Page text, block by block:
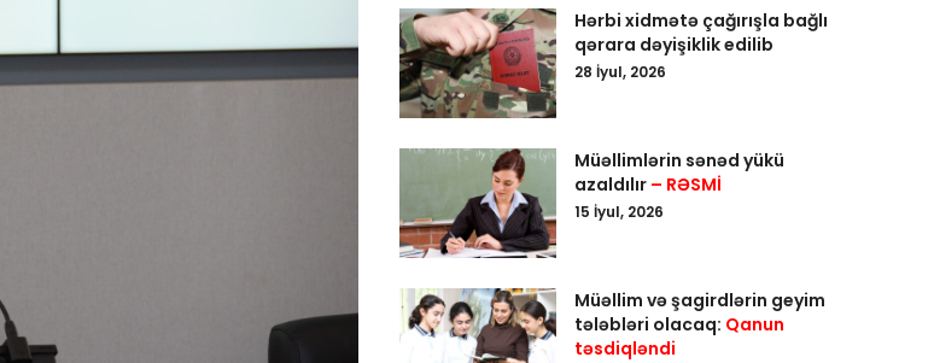
Hərbi xidmətə çağırışla bağlı
qərara dəyişiklik edilib
28 İyul, 2026
Müəllimlərin sənəd yükü
azaldılır – RƏSMİ
15 İyul, 2026
Müəllim və şagirdlərin geyim
tələbləri olacaq: Qanun
təsdiqləndi